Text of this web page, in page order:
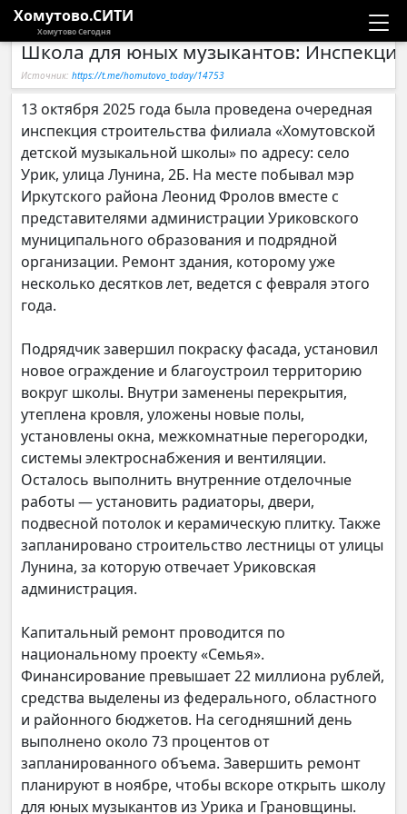
Хомутово.СИТИ
Хомутово Сегодня
Новости
Расписание автобусов
Галерея
Компании
Школа для юных музыкантов:
Источник: https://t.me/homutovo_today/14753
13 октября 2025 года была проведена очередная
инспекция строительства филиала «Хомутовской
детской музыкальной школы» по адресу: село
Урик, улица Лунина, 2Б. На месте побывал мэр
Иркутского района Леонид Фролов вместе с
представителями администрации Уриковского
муниципального образования и подрядной
организации. Ремонт здания, которому уже
несколько десятков лет, ведется с февраля этого
года.
Подрядчик завершил покраску фасада, установил
новое ограждение и благоустроил территорию
вокруг школы. Внутри заменены перекрытия,
утеплена кровля, уложены новые полы,
установлены окна, межкомнатные перегородки,
системы электроснабжения и вентиляции.
Осталось выполнить внутренние отделочные
работы — установить радиаторы, двери,
подвесной потолок и керамическую плитку. Также
запланировано строительство лестницы от улицы
Лунина, за которую отвечает Уриковская
администрация.
Капитальный ремонт проводится по
национальному проекту «Семья».
Финансирование превышает 22 миллиона рублей,
средства выделены из федерального, областного
и районного бюджетов. На сегодняшний день
выполнено около 73 процентов от
запланированного объема. Завершить ремонт
планируют в ноябре, чтобы вскоре открыть школу
для юных музыкантов из Урика и Грановщины.